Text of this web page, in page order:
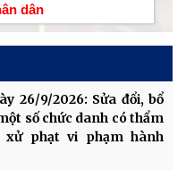
dân
26/9/2026: Sửa đổi, bổ
số chức danh có thẩm
xử phạt vi phạm hành